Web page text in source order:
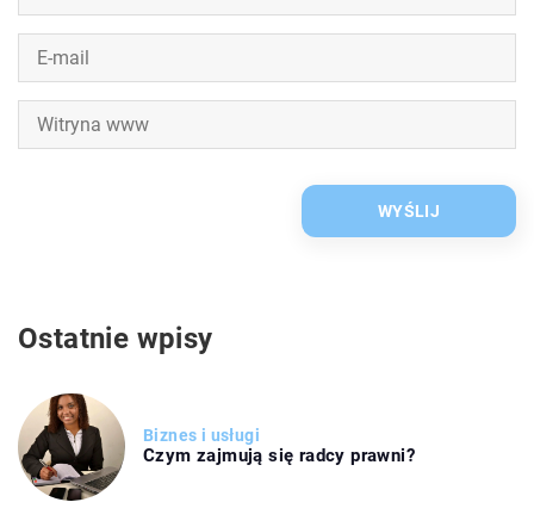
Ostatnie wpisy
Biznes i usługi
Czym zajmują się radcy prawni?